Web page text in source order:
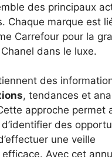
des principaux
Chaque marque est
Carrefour pour la
dans le luxe.
des
, tendances et
approche permet
des
une veille
Avec cet